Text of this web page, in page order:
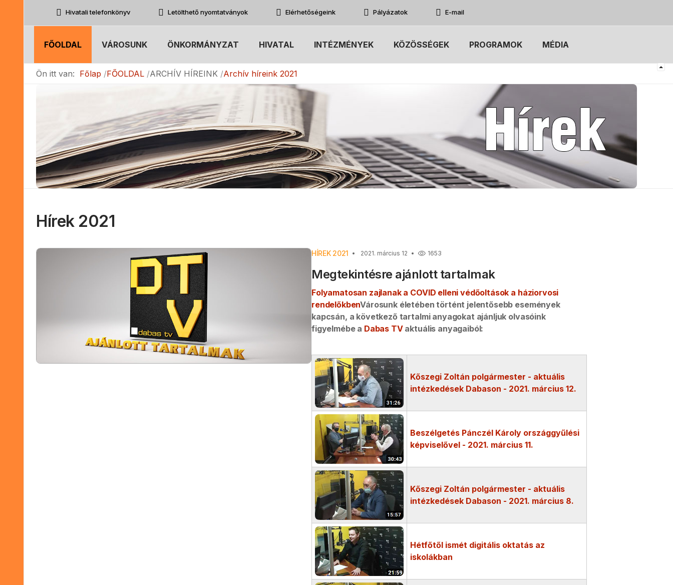
Hivatali telefonkönyv Letölthető nyomtatványok Elérhetőségeink Pályázatok E-mail
FŐOLDAL VÁROSUNK ÖNKORMÁNYZAT HIVATAL INTÉZMÉNYEK KÖZÖSSÉGEK PROGRAMOK MÉDIA
Ön itt van: Főlap FŐOLDAL ARCHÍV HÍREINK Archív híreink 2021
Hírek 2021
HÍREK 2021 2021. március 12 1653
Megtekintésre ajánlott tartalmak
Folyamatosan zajlanak a COVID elleni védőoltások a háziorvosi
rendelőkbenVárosunk életében történt jelentősebb események
kapcsán, a következő tartalmi anyagokat ajánljuk olvasóink
figyelmébe a Dabas TVaktuális anyagaiból:
Kőszegi Zoltán polgármester - aktuális
intézkedések Dabason - 2021. március 12.
Beszélgetés Pánczél Károly országgyűlési
képviselővel - 2021. március 11.
Kőszegi Zoltán polgármester - aktuális
intézkedések Dabason - 2021. március 8.
Hétfőtől ismét digitális oktatás az
iskolákban